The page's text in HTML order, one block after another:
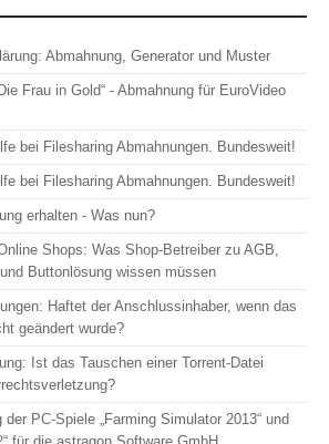
Abmahnung, Generator und Muster
Frau in Gold“ - Abmahnung für EuroVideo
bei Filesharing Abmahnungen. Bundesweit!
bei Filesharing Abmahnungen. Bundesweit!
erhalten - Was nun?
Shops: Was Shop-Betreiber zu AGB,
Buttonlösung wissen müssen
Haftet der Anschlussinhaber, wenn das
geändert wurde?
Ist das Tauschen einer Torrent-Datei
der PC-Spiele „Farming Simulator 2013“ und